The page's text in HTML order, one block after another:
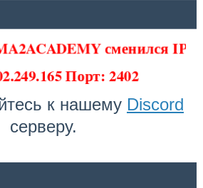
сменился IP
Порт: 2402
к нашему Discord
серверу.